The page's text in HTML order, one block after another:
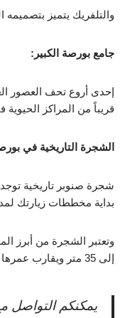
والتلفريك يتميز بتصميمه
جامع بورصة الكبير:
إحدى أروع تحف العصور
قريباً من المراكز الحيوية
الشجرة التاريخية في
شجرة صنوبر تاريخية
بداية مخططات زيارتك
وتعتبر الشجرة من أبرز
إلى 35 متر ويقارب عمرها 600 عام.
يمكنكم التواصل